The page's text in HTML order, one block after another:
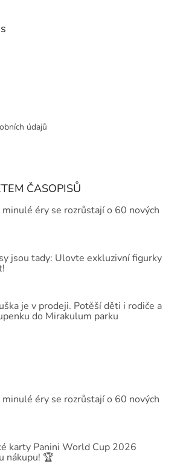
údajů
ČASOPISŮ
éry se rozrůstají o 60 nových
jsou tady: Ulovte exkluzivní figurky
je v prodeji. Potěší děti i rodiče a
do Mirakulum parku
éry se rozrůstají o 60 nových
karty Panini World Cup 2026
nákupu! 🏆